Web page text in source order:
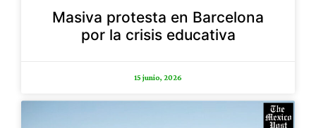
Masiva protesta en Barcelona
por la crisis educativa
15 junio, 2026